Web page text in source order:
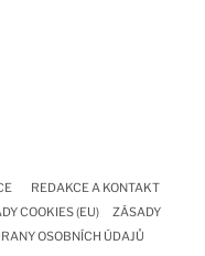
REDAKCE A KONTAKT
COOKIES (EU)
ZÁSADY
OSOBNÍCH ÚDAJŮ